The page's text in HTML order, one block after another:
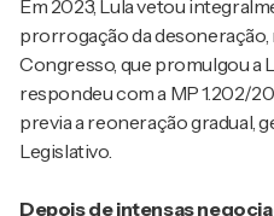
Em 2023, Lula vetou
prorrogação da
Congresso, que promulgou a
respondeu com a MP 1.202/
previa a reoneração gradual,
Legislativo.
Depois de intensas